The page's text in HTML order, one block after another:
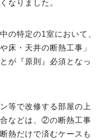
なりました。
の特定の1室において、
床・天井の断熱工事」
が『原則』必須となっ
等で改修する部屋の上
などは、②の断熱工事
熱だけで済むケースも